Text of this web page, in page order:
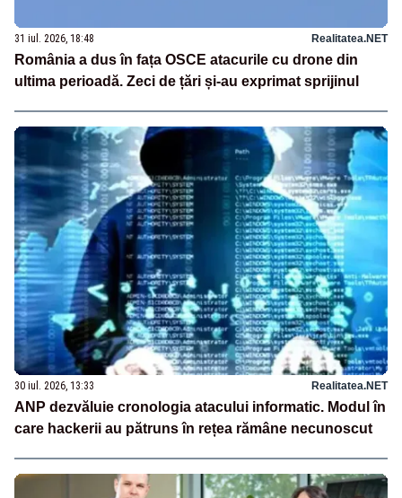
31 iul. 2026, 18:48 Realitatea.NET
România a dus în fața OSCE atacurile cu drone din
ultima perioadă. Zeci de țări și-au exprimat sprijinul
30 iul. 2026, 13:33 Realitatea.NET
ANP dezvăluie cronologia atacului informatic. Modul în
care hackerii au pătruns în rețea rămâne necunoscut